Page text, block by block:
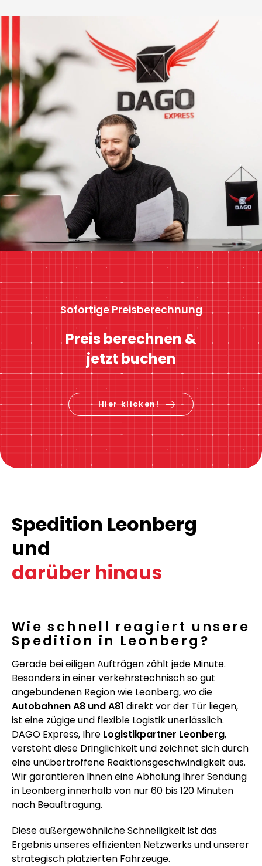
Sofortige Preisberechnung
Preis berechnen &
jetzt buchen
Hier klicken!
Spedition Leonberg
und
darüber hinaus
Wie schnell reagiert unsere
Spedition in Leonberg?
Gerade bei eiligen Aufträgen zählt jede Minute.
Besonders in einer verkehrstechnisch so gut
angebundenen Region wie Leonberg, wo die
Autobahnen A8 und A81 direkt vor der Tür liegen,
ist eine zügige und flexible Logistik unerlässlich.
DAGO Express, Ihre Logistikpartner Leonberg,
versteht diese Dringlichkeit und zeichnet sich durch
eine unübertroffene Reaktionsgeschwindigkeit aus.
Wir garantieren Ihnen eine Abholung Ihrer Sendung
in Leonberg innerhalb von nur 60 bis 120 Minuten
nach Beauftragung.
Diese außergewöhnliche Schnelligkeit ist das
Ergebnis unseres effizienten Netzwerks und unserer
strategisch platzierten Fahrzeuge.